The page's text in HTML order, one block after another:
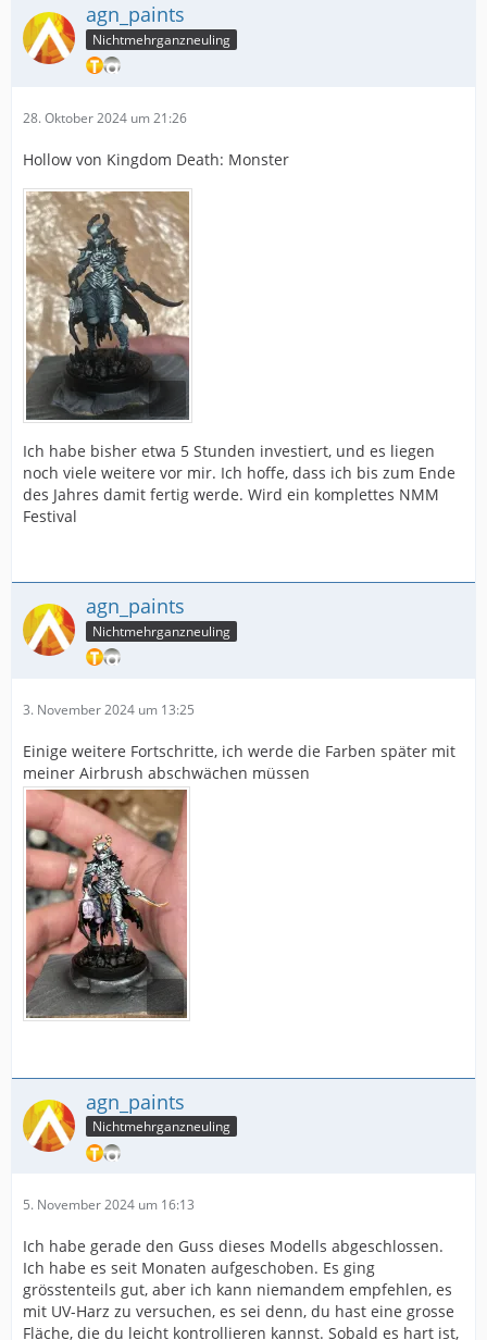
agn_paints
Nichtmehrganzneuling
28. Oktober 2024 um 21:26
Hollow von Kingdom Death: Monster
Ich habe bisher etwa 5 Stunden investiert, und es liegen
noch viele weitere vor mir. Ich hoffe, dass ich bis zum Ende
des Jahres damit fertig werde. Wird ein komplettes NMM
Festival
agn_paints
Nichtmehrganzneuling
3. November 2024 um 13:25
Einige weitere Fortschritte, ich werde die Farben später mit
meiner Airbrush abschwächen müssen
agn_paints
Nichtmehrganzneuling
5. November 2024 um 16:13
Ich habe gerade den Guss dieses Modells abgeschlossen.
Ich habe es seit Monaten aufgeschoben. Es ging
grösstenteils gut, aber ich kann niemandem empfehlen, es
mit UV-Harz zu versuchen, es sei denn, du hast eine grosse
Fläche, die du leicht kontrollieren kannst. Sobald es hart ist,